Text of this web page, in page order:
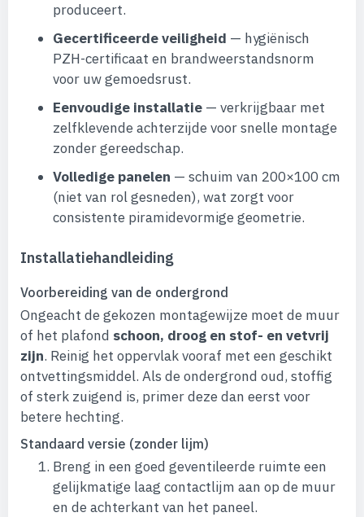
produceert.
Gecertificeerde veiligheid — hygiënisch
PZH-certificaat en brandweerstandsnorm
voor uw gemoedsrust.
Eenvoudige installatie — verkrijgbaar met
zelfklevende achterzijde voor snelle montage
zonder gereedschap.
Volledige panelen — schuim van 200×100 cm
(niet van rol gesneden), wat zorgt voor
consistente piramidevormige geometrie.
Installatiehandleiding
Voorbereiding van de ondergrond
Ongeacht de gekozen montagewijze moet de muur
of het plafond schoon, droog en stof- en vetvrij
zijn. Reinig het oppervlak vooraf met een geschikt
ontvettingsmiddel. Als de ondergrond oud, stoffig
of sterk zuigend is, primer deze dan eerst voor
betere hechting.
Standaard versie (zonder lijm)
Breng in een goed geventileerde ruimte een
gelijkmatige laag contactlijm aan op de muur
en de achterkant van het paneel.